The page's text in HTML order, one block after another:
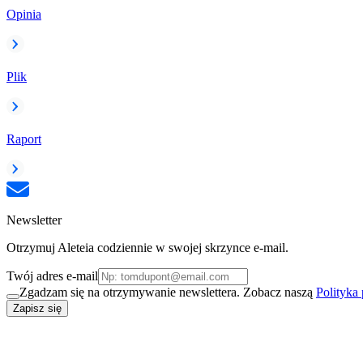
Opinia
Plik
Raport
Newsletter
Otrzymuj Aleteia codziennie w swojej skrzynce e-mail.
Twój adres e-mail
Zgadzam się na otrzymywanie newslettera. Zobacz naszą Polityka
Zapisz się